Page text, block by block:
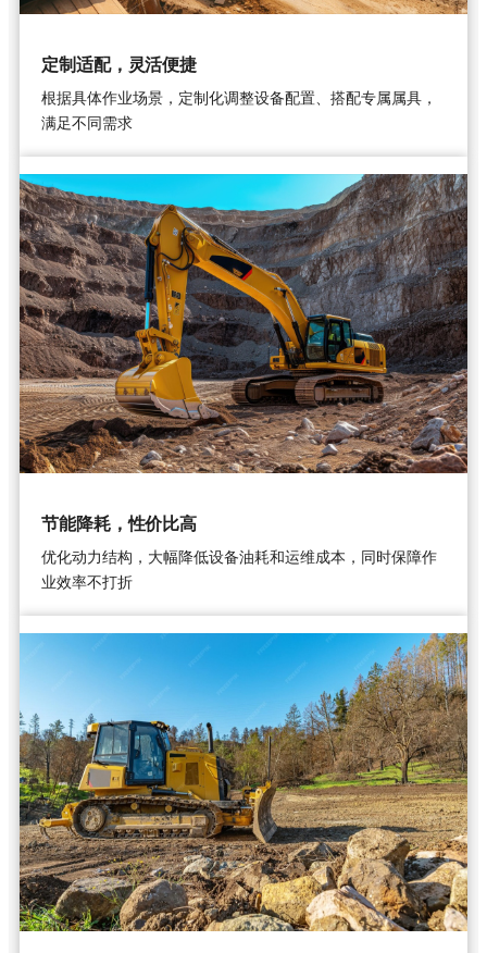
定制适配，灵活便捷
根据具体作业场景，定制化调整设备配置、搭配专属属具，
满足不同需求
节能降耗，性价比高
优化动力结构，大幅降低设备油耗和运维成本，同时保障作
业效率不打折